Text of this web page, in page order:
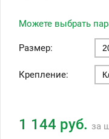
Можете выбрать
Размер:
Крепление:
1 144 руб. за